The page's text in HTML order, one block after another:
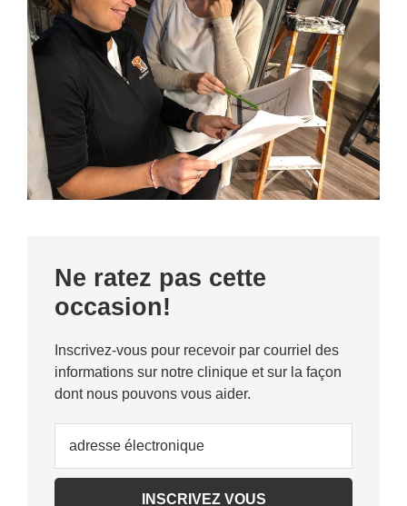
Sidebar
Ne ratez pas cette
occasion!
Inscrivez-vous pour recevoir par courriel des
informations sur notre clinique et sur la façon
dont nous pouvons vous aider.